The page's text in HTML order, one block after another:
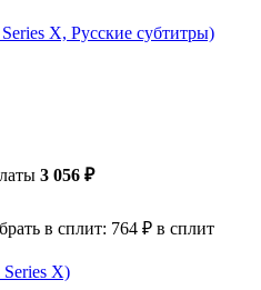
X, Русские субтитры)
3 056 ₽
в сплит: 764 ₽ в сплит
X)